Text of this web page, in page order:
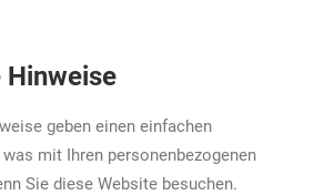
geben einen einfachen
mit Ihren personenbezogenen
Sie diese Website besuchen.